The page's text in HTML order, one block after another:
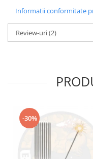
Informatii conformitate
Review-uri(2)
-30%